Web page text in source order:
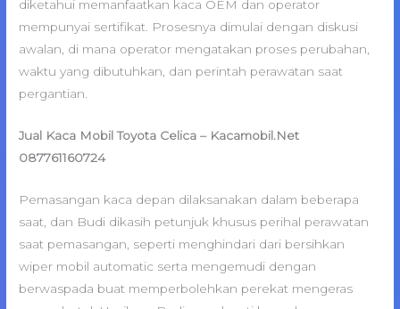
diketahui memanfaatkan kaca OEM dan operator
mempunyai sertifikat. Prosesnya dimulai dengan diskusi
awalan, di mana operator mengatakan proses perubahan,
waktu yang dibutuhkan, dan perintah perawatan saat
pergantian.
Jual Kaca Mobil Toyota Celica – Kacamobil.Net
087761160724
Pemasangan kaca depan dilaksanakan dalam beberapa
saat, dan Budi dikasih petunjuk khusus perihal perawatan
saat pemasangan, seperti menghindari dari bersihkan
wiper mobil automatic serta mengemudi dengan
berwaspada buat memperbolehkan perekat mengeras